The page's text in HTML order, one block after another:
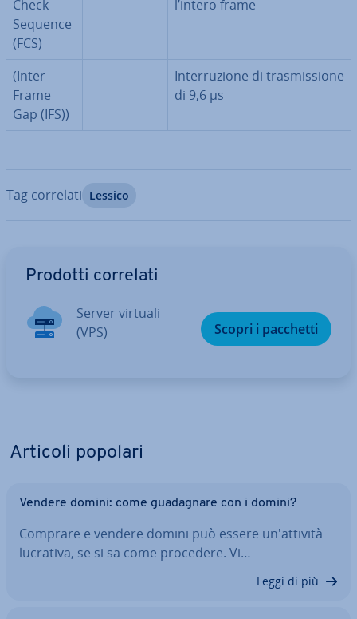
Check
Sequence
(FCS)
l’intero frame
(Inter
Frame
Gap (IFS))
-
In­ter­ru­zio­ne di tra­smis­sio­ne
di 9,6 µs
Tag correlati Lessico
Prodotti correlati
Server virtuali
(VPS)
Scopri i pacchetti
Articoli popolari
Vendere domini: come gua­da­gna­re con i domini?
Comprare e vendere domini può essere un'at­ti­vi­tà
lucrativa, se si sa come procedere. Vi…
Leggi di più